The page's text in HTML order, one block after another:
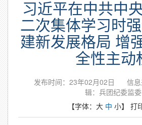
习近平在中共中
二次集体学习时
建新发展格局 增
全性主动
发布时间：23年02月02日 信
辑：兵团纪委监委
【字体： 大 中 小】 打